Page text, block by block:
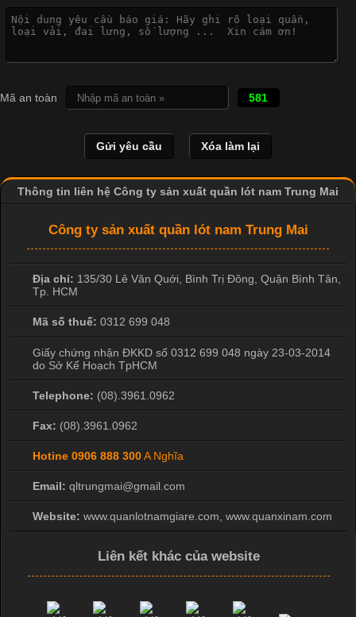
Đại
Cập nhật 2026-04-21 15:41:03
In Chuyển Nhiệt Là Gì? Công Nghệ In Hiện Đại Trong Ngành
May Mặc Trong ngành in ấn và thời trang, in chuyển nhiệt đang
hình ảnh sắc nét và bền màu. Đặc biệt, kỹ thuật này được ứng
dụng rộng rãi trong sản xuất áo thun, đồ thể thao
Mã an toàn 581
Thông tin liên hệ Công ty sản xuất quần lót nam Trung Mai
Công ty sản xuất quần lót nam Trung Mai
Địa chỉ: 135/30 Lê Văn Quới, Bình Trị Đông, Quận Bình Tân,
Tp. HCM
Mã số thuế: 0312 699 048
Giấy chứng nhận ĐKKD số 0312 699 048 ngày 23-03-2014
do Sở Kế Hoạch TpHCM
Telephone: (08).3961.0962
Fax: (08).3961.0962
Hotine 0906 888 300A Nghĩa
Email: qltrungmai@gmail.com
Website: www.quanlotnamgiare.com, www.quanxinam.com
Liên kết khác của website